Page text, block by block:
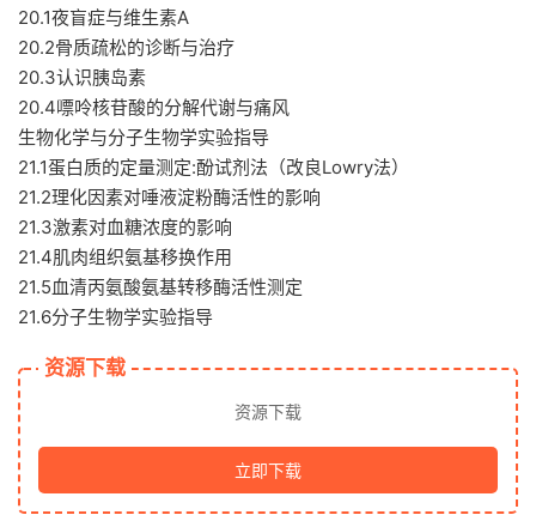
20.1夜盲症与维生素A
20.2骨质疏松的诊断与治疗
20.3认识胰岛素
20.4嘌呤核苷酸的分解代谢与痛风
生物化学与分子生物学实验指导
21.1蛋白质的定量测定:酚试剂法（改良Lowry法）
21.2理化因素对唾液淀粉酶活性的影响
21.3激素对血糖浓度的影响
21.4肌肉组织氨基移换作用
21.5血清丙氨酸氨基转移酶活性测定
21.6分子生物学实验指导
资源下载
资源下载
立即下载